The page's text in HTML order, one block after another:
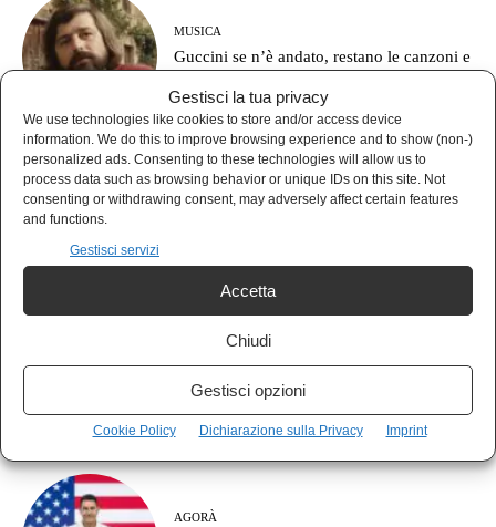
Gestisci la tua privacy
We use technologies like cookies to store and/or access device
information. We do this to improve browsing experience and to show (non-)
personalized ads. Consenting to these technologies will allow us to
process data such as browsing behavior or unique IDs on this site. Not
consenting or withdrawing consent, may adversely affect certain features
and functions.
Gestisci servizi
Accetta
Chiudi
Gestisci opzioni
Cookie Policy Dichiarazione sulla Privacy Imprint
MUSICA
Guccini se n’è andato, restano le canzoni e
le domande senza risposta
Gaza seppellisce 112 corpi di due sole
famiglie
AGORÀ